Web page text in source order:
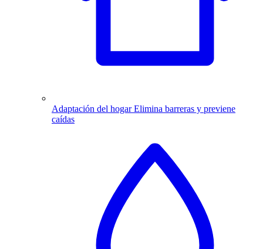
Adaptación del hogar Elimina barreras y previene
caídas